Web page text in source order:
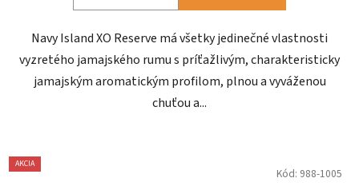
Navy Island XO Reserve má všetky jedinečné vlastnosti
vyzretého jamajského rumu s príťažlivým, charakteristicky
jamajským aromatickým profilom, plnou a vyváženou
chuťou a...
AKCIA
Kód: 988-1005